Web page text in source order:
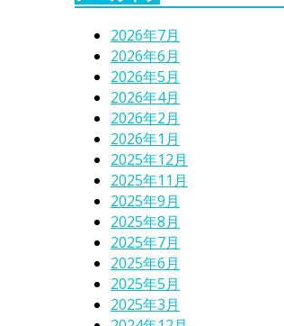
2026年7月
2026年6月
2026年5月
2026年4月
2026年2月
2026年1月
2025年12月
2025年11月
2025年9月
2025年8月
2025年7月
2025年6月
2025年5月
2025年3月